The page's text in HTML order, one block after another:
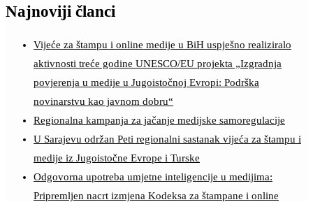
Najnoviji članci
Vijeće za štampu i online medije u BiH uspješno realiziralo
aktivnosti treće godine UNESCO/EU projekta „Izgradnja
povjerenja u medije u Jugoistočnoj Evropi: Podrška
novinarstvu kao javnom dobru“
Regionalna kampanja za jačanje medijske samoregulacije
U Sarajevu održan Peti regionalni sastanak vijeća za štampu i
medije iz Jugoistočne Evrope i Turske
Odgovorna upotreba umjetne inteligencije u medijima:
Pripremljen nacrt izmjena Kodeksa za štampane i online